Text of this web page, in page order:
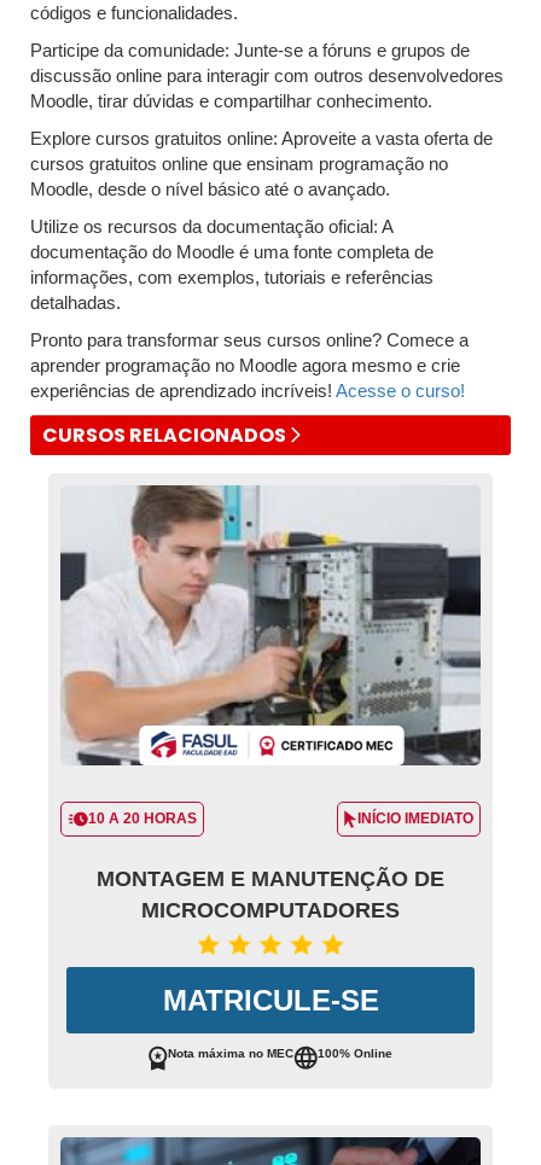
códigos e funcionalidades.
Participe da comunidade: Junte-se a fóruns e grupos de
discussão online para interagir com outros desenvolvedores
Moodle, tirar dúvidas e compartilhar conhecimento.
Explore cursos gratuitos online: Aproveite a vasta oferta de
cursos gratuitos online que ensinam programação no
Moodle, desde o nível básico até o avançado.
Utilize os recursos da documentação oficial: A
documentação do Moodle é uma fonte completa de
informações, com exemplos, tutoriais e referências
detalhadas.
Pronto para transformar seus cursos online? Comece a
aprender programação no Moodle agora mesmo e crie
experiências de aprendizado incríveis! Acesse o curso!
CURSOS RELACIONADOS
10 A 20 HORAS INÍCIO IMEDIATO
MONTAGEM E MANUTENÇÃO DE
MICROCOMPUTADORES
MATRICULE-SE
Nota máxima no MEC 100% Online